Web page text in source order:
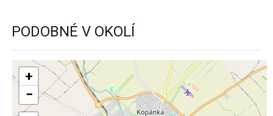
PODOBNÉ V OKOLÍ
+
−